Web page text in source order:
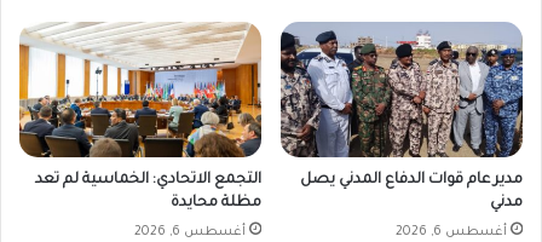
مدير عام قوات الدفاع المدني يصل
مدني
أغسطس 6, 2026
التجمع الاتحادي: الخماسية لم تعد
مظلة محايدة
أغسطس 6, 2026